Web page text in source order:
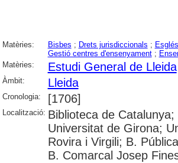
Matèries: Bisbes ; Drets jurisdiccionals ;
Gestió centres d'ensenyament;
Matèries:
Estudi General de Lleida
Àmbit: Lleida
Cronologia: [1706]
Localització: Biblioteca de
Universitat de Girona;
Rovira i Virgili; B.
B. Comarcal Josep